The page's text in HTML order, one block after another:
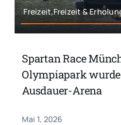
Freizeit,Freizeit &
Spartan Race
Olympiapark
Ausdauer-Arena
Mai 1, 2026